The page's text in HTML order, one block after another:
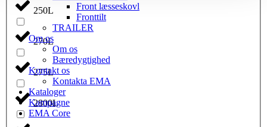
250L
270L
275L
2800L
Front læsseskovl
Fronttilt
TRAILER
Om os
Om os
Bæredygtighed
Kontakt os
Kontakta EMA
Kataloger
Kampagne
EMA Core